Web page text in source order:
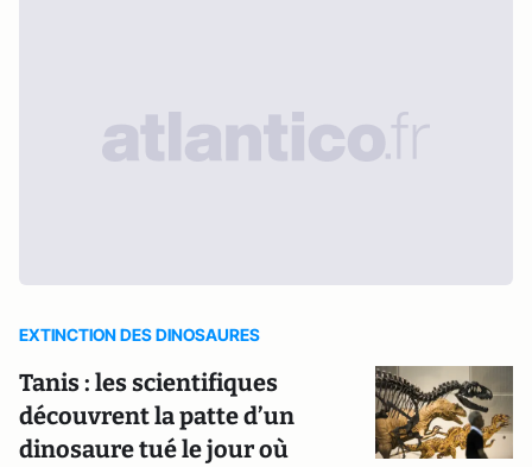
EXTINCTION DES DINOSAURES
Tanis : les scientifiques
découvrent la patte d’un
dinosaure tué le jour où